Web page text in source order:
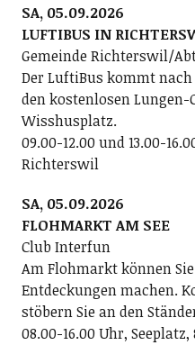
SA, 05.09.2026
LUFTIBUS IN
Gemeinde Richterswil/
Der LuftiBus kommt
den kostenlosen Lungen-
Wisshusplatz.
09.00-12.00 und 13.00-
Richterswil
SA, 05.09.2026
FLOHMARKT AM SEE
Club Interfun
Am Flohmarkt können
Entdeckungen machen.
stöbern Sie an den
08.00-16.00 Uhr,